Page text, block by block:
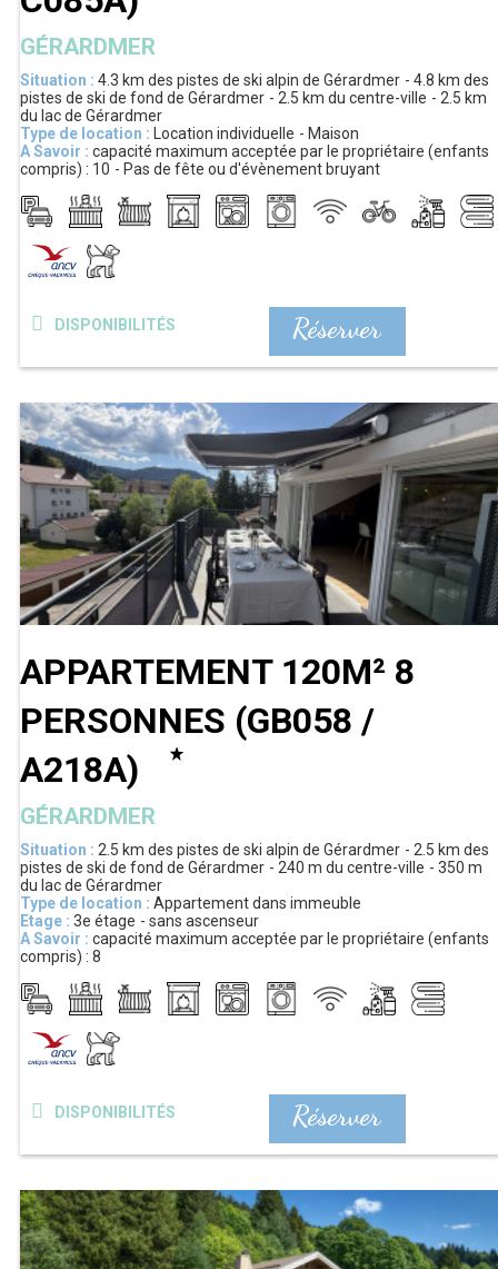
GÉRARDMER
Situation : 4.3 km des pistes de ski alpin de Gérardmer 4.8 km des
pistes de ski de fond de Gérardmer
2.5 km du centre-ville
2.5 km
du lac de Gérardmer
Type de location : Location individuelle
Maison
A Savoir : capacité maximum acceptée par le propriétaire (enfants
compris) : 10 Pas de fête ou d'évènement bruyant
Réserver
DISPONIBILITÉS
APPARTEMENT 120M² 8
PERSONNES (GB058 /
A218A)
GÉRARDMER
Situation : 2.5 km des pistes de ski alpin de Gérardmer 2.5 km des
pistes de ski de fond de Gérardmer
240 m du centre-ville
350 m
du lac de Gérardmer
Type de location : Appartement dans immeuble
Etage : 3e étage
sans ascenseur
A Savoir : capacité maximum acceptée par le propriétaire (enfants
compris) : 8
Réserver
DISPONIBILITÉS